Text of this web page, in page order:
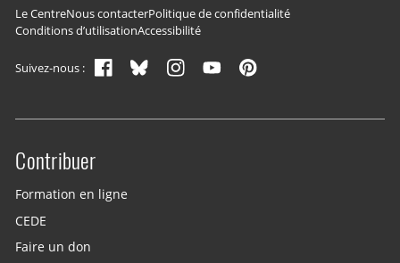
Navigation du pied de page
Le CentreNous contacterPolitique de confidentialité
Conditions d’utilisationAccessibilité
Suivez-nous :
Site menu
Contribuer
Formation en ligne
CEDE
Faire un don